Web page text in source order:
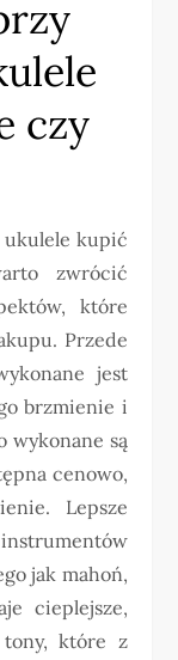
czy
ukulele kupić
zwrócić
które
Przede
jest
brzmienie i
wykonane są
cenowo,
Lepsze
jak mahoń,
cieplejsze,
tony, które z